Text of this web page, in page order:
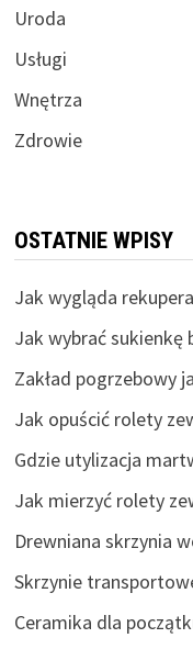
Uroda
Usługi
Wnętrza
Zdrowie
OSTATNIE WPISY
Jak wygląda
Jak wybrać sukienkę
Zakład pogrzebowy
Jak opuścić rolety
Gdzie utylizacja
Jak mierzyć rolety
Drewniana skrzynia
Skrzynie
Ceramika dla